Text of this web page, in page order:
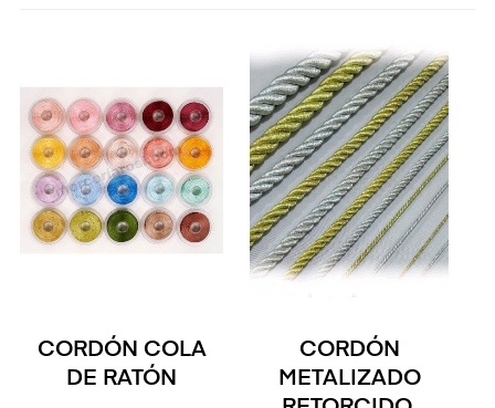
CORDÓN COLA
DE RATÓN
CORDÓN
METALIZADO